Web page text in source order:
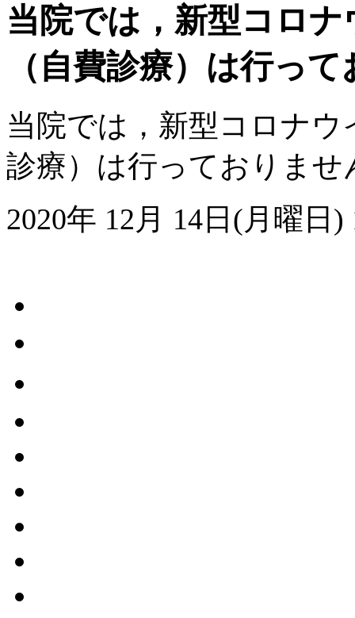
当院では，新型コロ
（自費診療）は行っ
当院では，新型コロナウ
診療）は行っておりませ
2020年 12月 14日(月曜日)